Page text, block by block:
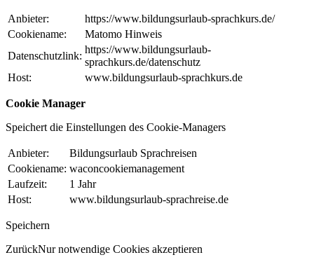
Anbieter:
https://www.bildungsurlaub-sprachkurs.de/
Cookiename:
Matomo Hinweis
Datenschutzlink:
https://www.bildungsurlaub-
sprachkurs.de/datenschutz
Host:
www.bildungsurlaub-sprachkurs.de
Cookie Manager
Speichert die Einstellungen des Cookie-Managers
Anbieter:
Bildungsurlaub Sprachreisen
Cookiename: waconcookiemanagement
Laufzeit:
1 Jahr
Host:
www.bildungsurlaub-sprachreise.de
Speichern
ZurückNur notwendige Cookies akzeptieren